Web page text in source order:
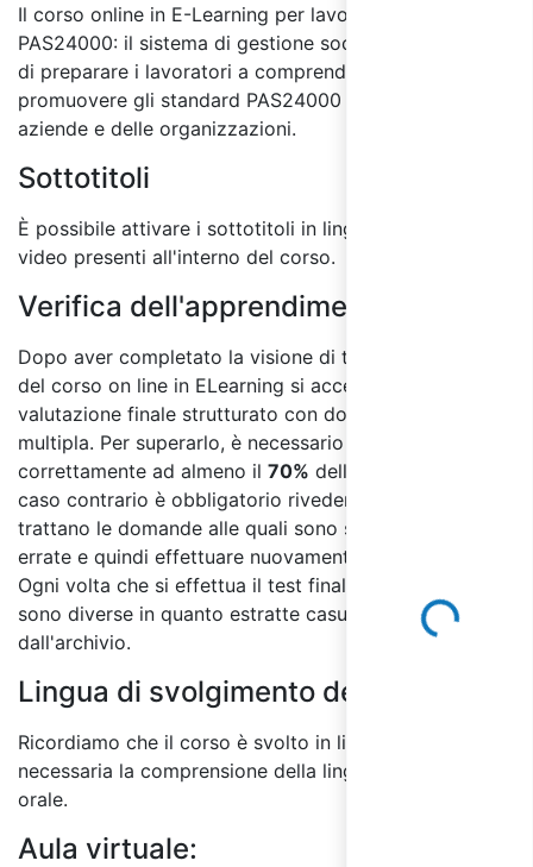
Il corso online in E-Learning per lavoratori “Standard
PAS24000: il sistema di gestione sociale”
di preparare i lavoratori a comprendere, applicare e
promuovere gli standard PAS24000 all'interno delle
aziende e delle organizzazioni.
Sottotitoli
È possibile attivare i sottotitoli in lingua italiana per i
video presenti all'interno del corso.
Verifica dell'apprendimento:
Dopo aver completato la visione di tutti i moduli
del corso on line in ELearning si accede al test di
valutazione finale strutturato con domande a risposta
multipla. Per superarlo, è necessario rispondere
correttamente ad almeno il 70% delle domande, in
caso contrario è obbligatorio rivedere i moduli in cui si
trattano le domande alle quali sono state date risposte
errate e quindi effettuare nuovamente il test finale.
Ogni volta che si effettua il test finale le domande
sono diverse in quanto estratte casualmente
dall'archivio.
Lingua di svolgimento del corso:
Ricordiamo che il corso è svolto in lingua italiana ed è
necessaria la comprensione della lingua sia scritta che
orale.
Aula virtuale:
Loading...